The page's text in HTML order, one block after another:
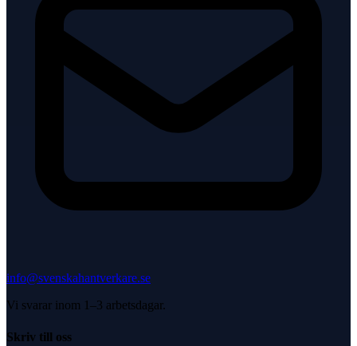
info@svenskahantverkare.se
Vi svarar inom 1–3 arbetsdagar.
Skriv till oss